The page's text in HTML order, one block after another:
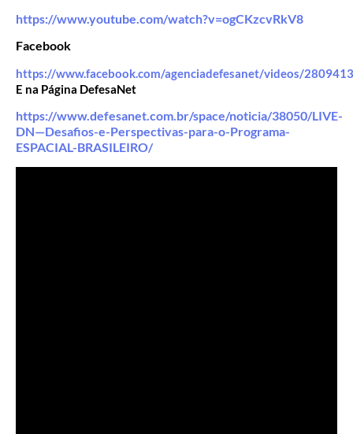
https://www.youtube.com/watch?v=ogCKzcvRkV8
Facebook
https://www.facebook.com/agenciadefesanet/videos/
E na Página DefesaNet
https://www.defesanet.com.br/space/noticia/38050/LIVE-
DN—Desafios-e-Perspectivas-para-o-Programa-
ESPACIAL-BRASILEIRO/